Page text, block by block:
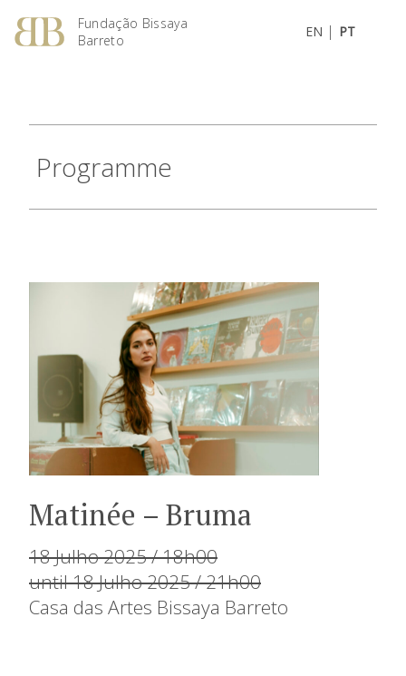
Fundação Bissaya
Barreto
EN | PT
Programme
Matinée – Bruma
18 Julho 2025 / 18h00
until 18 Julho 2025 / 21h00
Casa das Artes Bissaya Barreto